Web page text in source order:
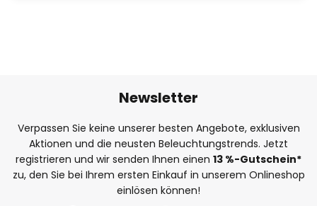
Newsletter
Verpassen Sie keine unserer besten Angebote, exklusiven
Aktionen und die neusten Beleuchtungstrends. Jetzt
registrieren und wir senden Ihnen einen 13 %-Gutschein*
zu, den Sie bei Ihrem ersten Einkauf in unserem Onlineshop
einlösen können!